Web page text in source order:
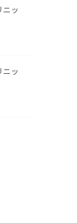
ニッ
ニッ